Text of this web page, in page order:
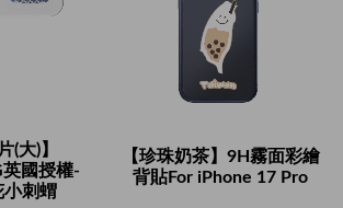
(大)】
英國授權-
小刺蝟
【珍珠奶茶】9H霧面彩繪
背貼For iPhone 17 Pro